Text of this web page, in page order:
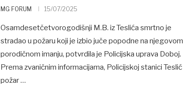
MG FORUM 15/07/2025
Osamdesetčetvorogodišnji M.B. iz Teslića smrtno je
stradao u požaru koji je izbio juče popodne na njegovom
porodičnom imanju, potvrdila je Policijska uprava Doboj.
Prema zvaničnim informacijama, Policijskoj stanici Teslić
požar …